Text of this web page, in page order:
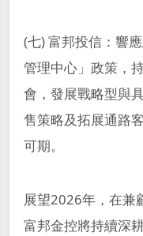
(七) 富邦投信：響
管理中心」政策，
會，發展戰略型與
售策略及拓展通路
可期。
展望2026年，在兼
富邦金控將持續深